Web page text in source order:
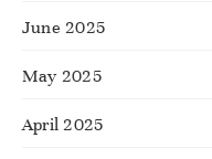
June 2025
May 2025
April 2025